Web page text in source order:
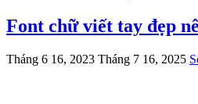
Font chữ viết tay đẹp
Tháng 6 16, 2023 Tháng 7 16, 2025